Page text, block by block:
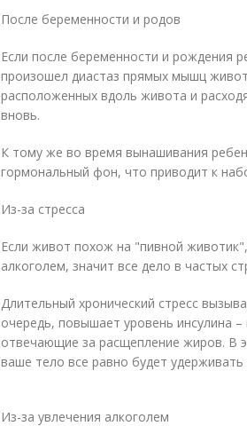
После беременности и родов
Если после беременности и рождения
произошел диастаз прямых мышц
расположенных вдоль живота и
вновь.
К тому же во время вынашивания
гормональный фон, что приводит к
Из-за стресса
Если живот похож на "пивной
алкоголем, значит все дело в частых
Длительный хронический стресс
очередь, повышает уровень инсулина
отвечающие за расщепление жиров. В
ваше тело все равно будет удерживать
Из-за увлечения алкоголем